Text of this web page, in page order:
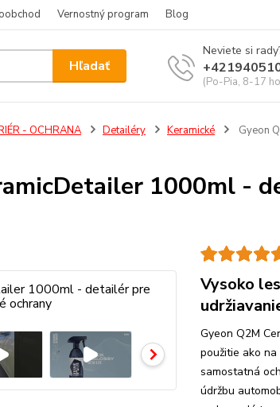
Vernostný program Blog
Hľadať
Neviete si
(Po-Pia, 8-17
- OCHRANA Detailéry Keramické
Gyeon
1000ml -
Vysoko
Gyeon Q2M
použitie ako
samostatná
údržbu